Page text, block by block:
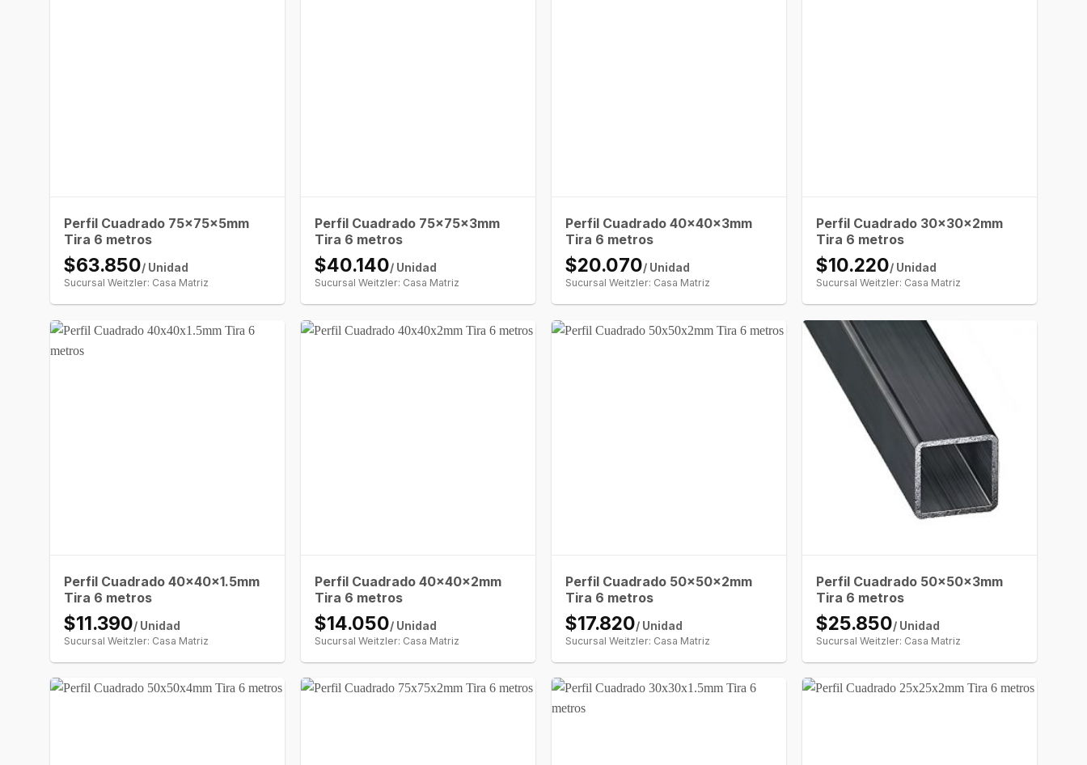
Perfil Cuadrado 75x75x5mm
Tira 6 metros
$63.850/ Unidad
Sucursal Weitzler: Casa Matriz
Perfil Cuadrado 75x75x3mm
Tira 6 metros
$40.140/ Unidad
Sucursal Weitzler: Casa Matriz
Perfil Cuadrado 40x40x3mm
Tira 6 metros
$20.070/ Unidad
Sucursal Weitzler: Casa Matriz
Perfil Cuadrado 30x30x2mm
Tira 6 metros
$10.220/ Unidad
Sucursal Weitzler: Casa Matriz
Perfil Cuadrado 40x40x1.5mm
Tira 6 metros
$11.390/ Unidad
Sucursal Weitzler: Casa Matriz
Perfil Cuadrado 40x40x2mm
Tira 6 metros
$14.050/ Unidad
Sucursal Weitzler: Casa Matriz
Perfil Cuadrado 50x50x2mm
Tira 6 metros
$17.820/ Unidad
Sucursal Weitzler: Casa Matriz
Perfil Cuadrado 50x50x3mm
Tira 6 metros
$25.850/ Unidad
Sucursal Weitzler: Casa Matriz